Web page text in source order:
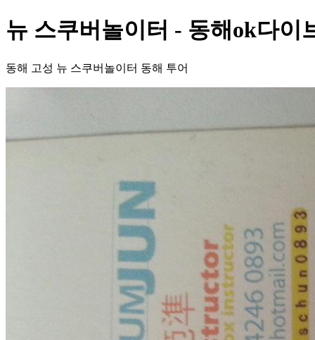
뉴 스쿠버놀이터 - 동해ok다이
동해 고성 뉴 스쿠버놀이터 동해 투어